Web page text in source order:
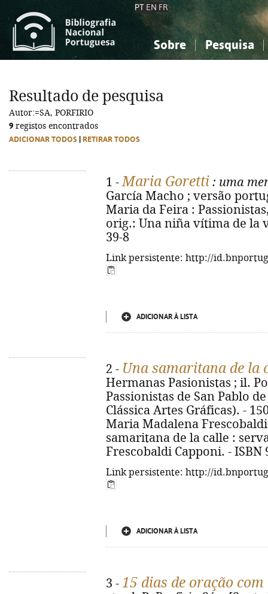
PT EN FR
Sobre Pesquisa
Ciências sociais...
Ciências sociais...
Resultado de pesquisa
Autor:=SA, PORFIRIO
9 registos encontrados
ADICIONAR TODOS RETIRAR TODOS
1 -Maria Goretti : uma
García Macho ; versão
Maria da Feira :
orig.: Una niña vítima de la
39-8
Link persistente: http://
ADICIONAR À LISTA
2 - Una samaritana de la
Hermanas Pasionistas ; il.
Passionistas de San Pablo
Clássica Artes Gráficas). -
Maria Madalena
samaritana de la calle :
Frescobaldi Capponi. - ISBN
Link persistente: http://
ADICIONAR À LISTA
3 - 15 dias de oração